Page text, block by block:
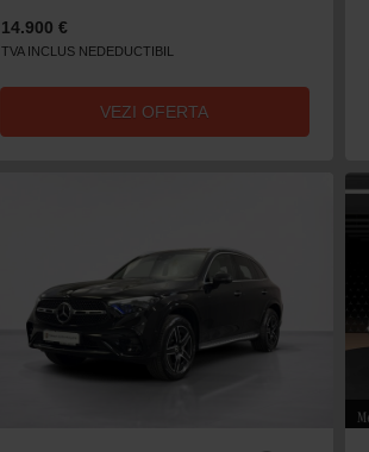
14.900 €
TVA INCLUS NEDEDUCTIBIL
VEZI OFERTA